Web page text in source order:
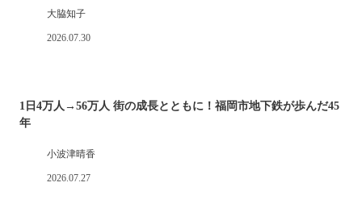
大脇知子
2026.07.30
1日4万人→56万人 街の成長とともに！福岡市地下鉄が歩んだ45
年
小波津晴香
2026.07.27